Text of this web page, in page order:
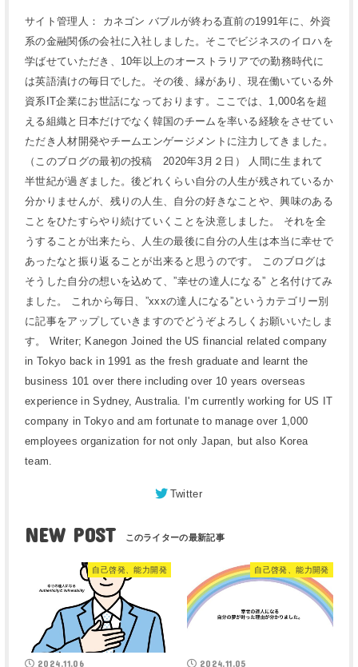
サイト管理人： カネゴン バブルが終わる直前の1991年に、外資
系の金融関係の会社に入社しました。そこでビジネスのイロハを
学ばせていただき、10年以上のオーストラリアでの勤務時代に
は英語漬けの毎日でした。その後、縁があり、現在働いている外
資系IT企業にお世話になっております。ここでは、1,000名を超
える組織と日本だけでなく韓国のチームを率いる経験をさせてい
ただき人材開発やチームエンゲージメントに注力してきました。
（このブログの最初の投稿 2020年3月２日） 人間に生まれて
半世紀が過ぎました。後どれくらい自分の人生が残されているか
分かりませんが、残りの人生、自分の好きなことや、興味のある
ことをひたすらやり続けていくことを決意しました。 それを全
うすることが出来たら、人生の最後に自分の人生は本当に幸せで
あったなと振り返ることが出来ると思うのです。 このブログは
そうした自分の想いを込めて、”幸せの達人になる” と名付けてみ
ました。 これから毎日、”xxxの達人になる”というカテゴリー別
に記事をアップしていきますのでどうぞよろしくお願いいたしま
す。 Writer; Kanegon Joined the US financial related company
in Tokyo back in 1991 as the fresh graduate and learnt the
business 101 over there including over 10 years overseas
experience in Sydney, Australia. I'm currently working for US IT
company in Tokyo and am fortunate to manage over 1,000
employees organization for not only Japan, but also Korea
team.
Twitter
NEW POST
自己啓発、能力開発
2024.11.06
自己啓発、能力開発
2024.11.05